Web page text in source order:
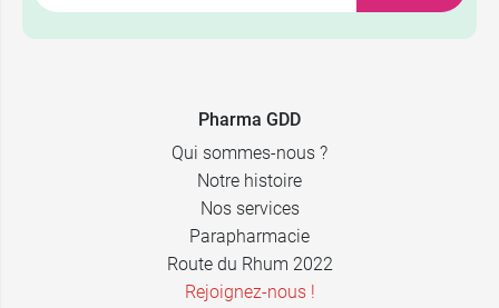
Pharma GDD
Qui sommes-nous ?
Notre histoire
Nos services
Parapharmacie
Route du Rhum 2022
Rejoignez-nous !